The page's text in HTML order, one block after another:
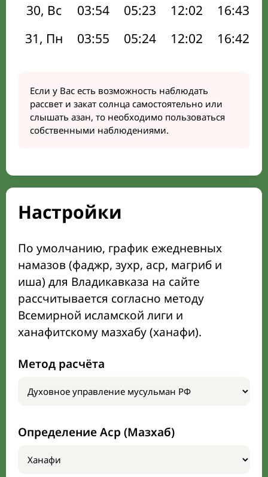
30, Вс
03:54 05:23 12:02 16:43
31, Пн
03:55 05:24 12:02 16:42
Если у Вас есть возможность наблюдать
рассвет и закат солнца самостоятельно или
слышать азан, то необходимо пользоваться
собственными наблюдениями.
Настройки
По умолчанию, график ежедневных
намазов (фаджр, зухр, аср, магриб и
иша) для Владикавказа на сайте
рассчитывается согласно методу
Всемирной исламской лиги и
ханафитскому мазхабу (ханафи).
Метод расчёта
Определение Аср (Мазхаб)